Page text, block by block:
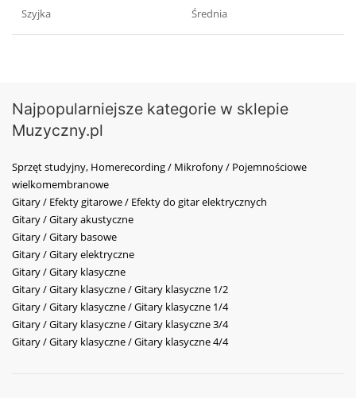
Szyjka Średnia
Najpopularniejsze kategorie w sklepie
Muzyczny.pl
Sprzęt studyjny, Homerecording / Mikrofony / Pojemnościowe
wielkomembranowe
Gitary / Efekty gitarowe / Efekty do gitar elektrycznych
Gitary / Gitary akustyczne
Gitary / Gitary basowe
Gitary / Gitary elektryczne
Gitary / Gitary klasyczne
Gitary / Gitary klasyczne / Gitary klasyczne 1/2
Gitary / Gitary klasyczne / Gitary klasyczne 1/4
Gitary / Gitary klasyczne / Gitary klasyczne 3/4
Gitary / Gitary klasyczne / Gitary klasyczne 4/4